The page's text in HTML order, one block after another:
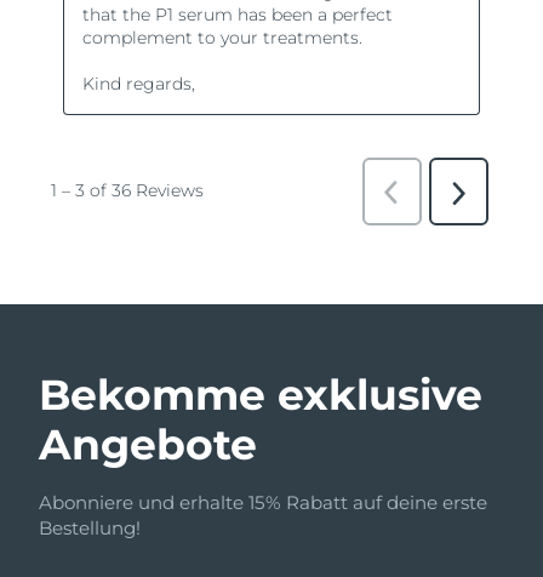
Bekomme exklusive
Angebote
Abonniere und erhalte 15% Rabatt auf deine erste
Bestellung!